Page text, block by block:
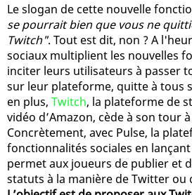
Le slogan de cette nouvelle
se pourrait bien que vous ne
Twitch". Tout est dit, non ? A
sociaux multiplient les nouvelles
inciter leurs utilisateurs à passer
sur leur plateforme, quitte à tous
en plus, Twitch, la plateforme de
vidéo d’Amazon, cède à son tour
Concrètement, avec Pulse, la
fonctionnalités sociales en
permet aux joueurs de publier et
statuts à la manière de Twitter ou